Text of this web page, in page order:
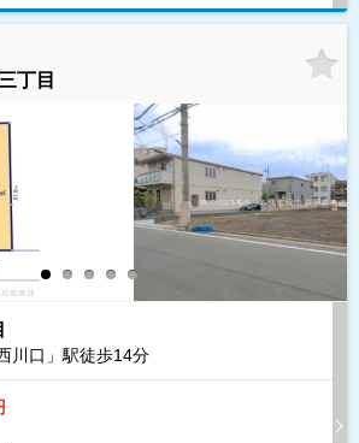
丁目
川口」駅徒歩14分